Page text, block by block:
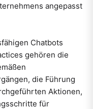
angepasst
Chatbots
gehören die
die Führung
Aktionen,
für